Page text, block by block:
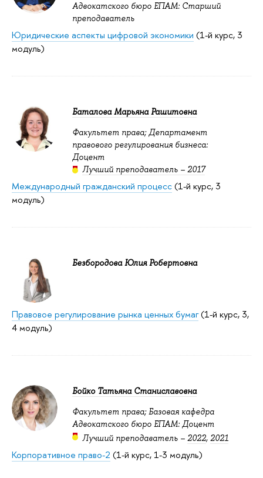
Адвокатского бюро ЕПАМ: Старший
преподаватель
Юридические аспекты цифровой экономики (1-й курс, 3
модуль)
Баталова Марьяна Рашитовна
Факультет права; Департамент
правового регулирования бизнеса:
Доцент
Лучший преподаватель – 2017
Международный гражданский процесс(1-й курс, 3
модуль)
Безбородова Юлия Робертовна
Правовое регулирование рынка ценных бумаг(1-й курс, 3,
4 модуль)
Бойко Татьяна Станиславовна
Факультет права; Базовая кафедра
Адвокатского бюро ЕПАМ: Доцент
Лучший преподаватель – 2022, 2021
Корпоративное право-2 (1-й курс, 1-3 модуль)